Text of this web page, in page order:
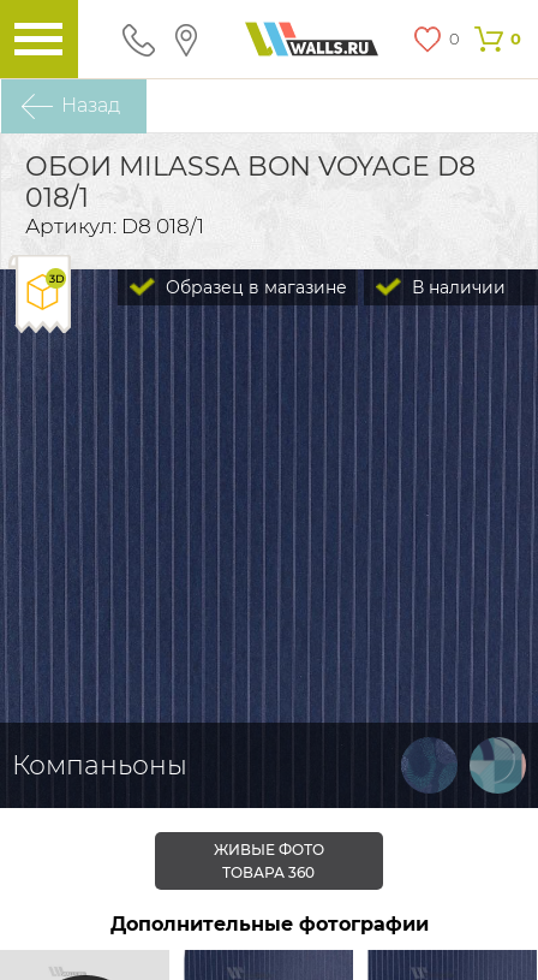
0 0
Назад
ОБОИ MILASSA BON VOYAGE D8
018/1
Артикул: D8 018/1
В наличии
Образец в магазине
Компаньоны
ЖИВЫЕ ФОТО
ТОВАРА 360
Дополнительные фотографии